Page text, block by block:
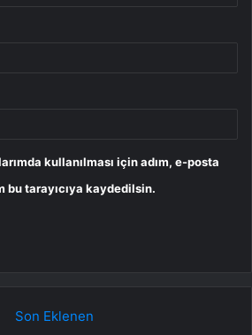
kullanılması için adım, e-posta
bu tarayıcıya kaydedilsin.
Son Eklenen